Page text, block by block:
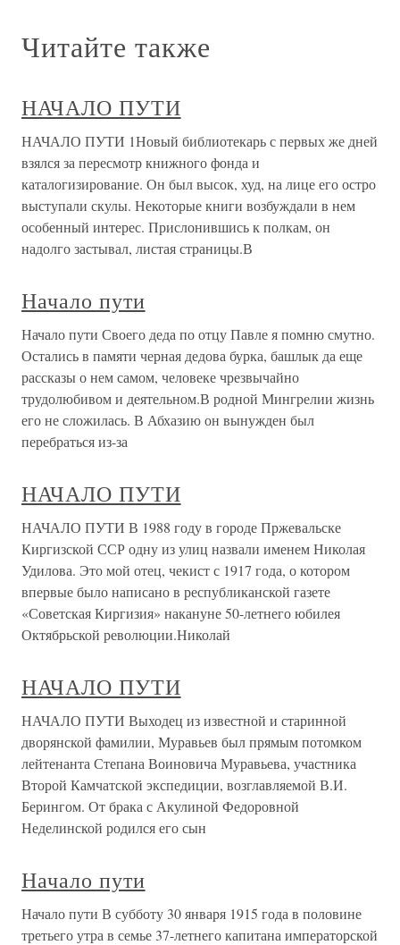
Читайте также
НАЧАЛО ПУТИ
НАЧАЛО ПУТИ 1Новый библиотекарь с первых же дней
взялся за пересмотр книжного фонда и
каталогизирование. Он был высок, худ, на лице его остро
выступали скулы. Некоторые книги возбуждали в нем
особенный интерес. Прислонившись к полкам, он
надолго застывал, листая страницы.В
Начало пути
Начало пути Своего деда по отцу Павле я помню смутно.
Остались в памяти черная дедова бурка, башлык да еще
рассказы о нем самом, человеке чрезвычайно
трудолюбивом и деятельном.В родной Мингрелии жизнь
его не сложилась. В Абхазию он вынужден был
перебраться из-за
НАЧАЛО ПУТИ
НАЧАЛО ПУТИ В 1988 году в городе Пржевальске
Киргизской ССР одну из улиц назвали именем Николая
Удилова. Это мой отец, чекист с 1917 года, о котором
впервые было написано в республиканской газете
«Советская Киргизия» накануне 50-летнего юбилея
Октябрьской революции.Николай
НАЧАЛО ПУТИ
НАЧАЛО ПУТИ Выходец из известной и старинной
дворянской фамилии, Муравьев был прямым потомком
лейтенанта Степана Воиновича Муравьева, участника
Второй Камчатской экспедиции, возглавляемой В.И.
Берингом. От брака с Акулиной Федоровной
Неделинской родился его сын
Начало пути
Начало пути В субботу 30 января 1915 года в половине
третьего утра в семье 37-летнего капитана императорской